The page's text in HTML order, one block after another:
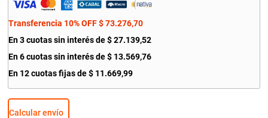
Transferencia 10% OFF $ 73.276,70
En 3 cuotas sin interés de $ 27.139,52
En 6 cuotas sin interés de$ 13.569,76
En 12 cuotas fijas de $ 11.669,99
Calcular envío